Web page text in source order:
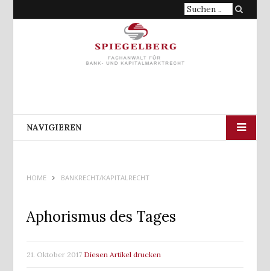
Suche
NAVIGIEREN
HOME BANKRECHT/KAPITALRECHT
Aphorismus des Tages
21. Oktober 2017 Diesen Artikel drucken